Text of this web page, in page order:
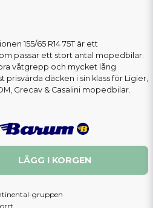
155/65 R14 75T är ett
passar ett stort antal mopedbilar.
våtgrepp och mycket lång
prisvärda däcken i sin klass för Ligier,
Grecav & Casalini mopedbilar.
LÄGG I KORGEN
gruppen